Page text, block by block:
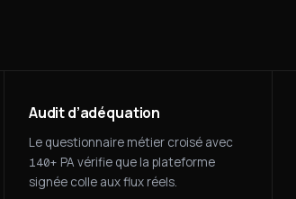
Audit d’adéquation
Le questionnaire métier croisé avec
140+ PA vérifie que la plateforme
signée colle aux flux réels.